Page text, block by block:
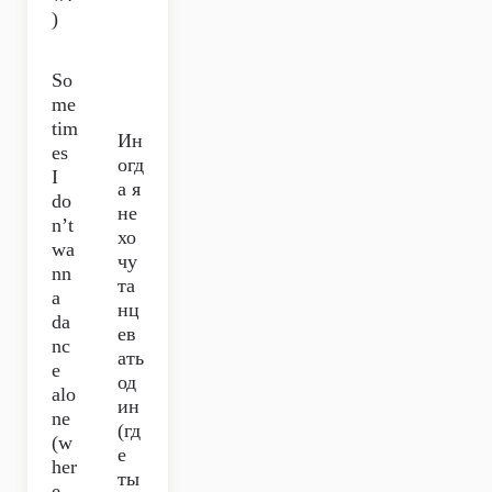
)
So
me
tim
es
I
do
n’t
wa
nn
a
da
nc
e
alo
ne
(w
her
Ин
огд
а я
не
хо
чу
та
нц
ев
ать
од
ин
(гд
е
ты